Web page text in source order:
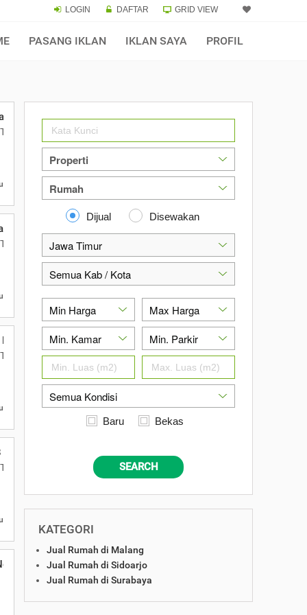
LOGIN DAFTAR GRID VIEW
PASANG IKLAN IKLAN SAYA PROFIL
Universitas Negeri Malang
Kec Lowokwaru, Kota Malang, Jawa Timur
Universitas Gajayana
Kec Lowokwaru, Kota Malang, Jawa Timur
Hot dekat UIN Maliki 0812-1415
Kec Lowokwaru, Kota Malang, Jawa Timur
UM, Lokasi Investasi Idaman
Kec Lowokwaru, Kota Malang, Jawa Timur
Rezanna Garden
Dijual Disewakan
Baru Bekas
SEARCH
KATEGORI
Jual Rumah di Malang
Jual Rumah di Sidoarjo
Jual Rumah di Surabaya